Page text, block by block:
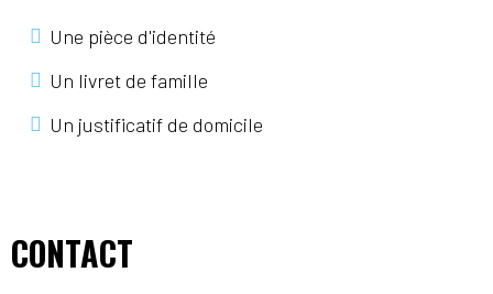
Une pièce d'identité
Un livret de famille
Un justificatif de domicile
CONTACT